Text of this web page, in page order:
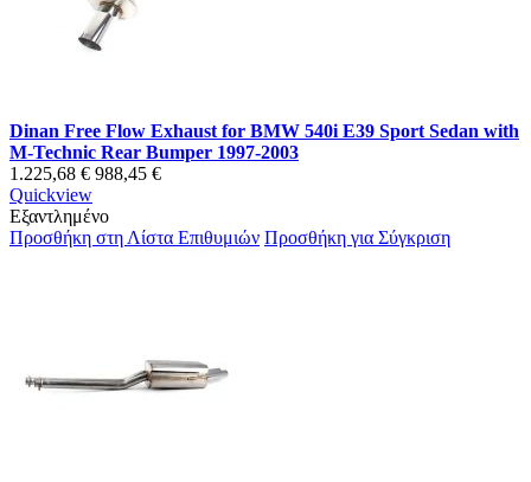
Dinan Free Flow Exhaust for BMW 540i E39 Sport Sedan with
M-Technic Rear Bumper 1997-2003
1.225,68 € 988,45 €
Quickview
Εξαντλημένο
Προσθήκη στη Λίστα Επιθυμιών Προσθήκη για Σύγκριση